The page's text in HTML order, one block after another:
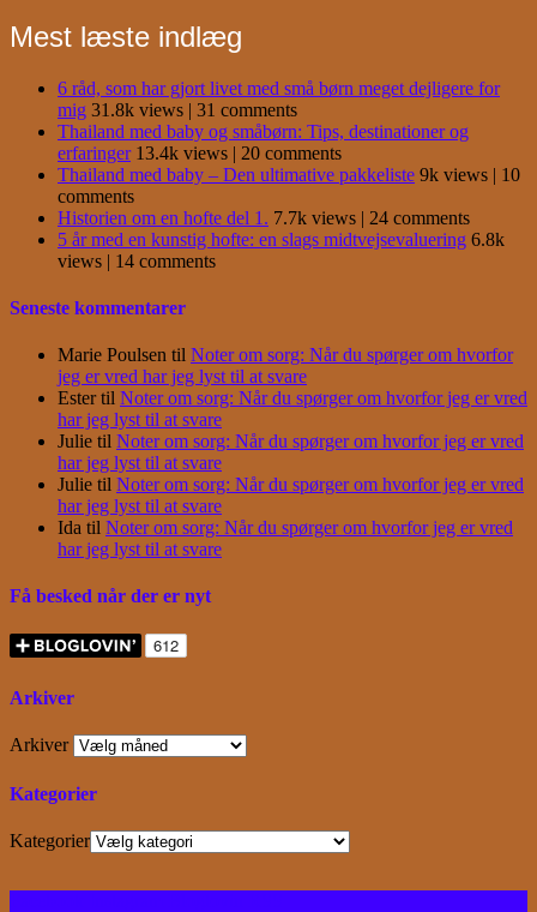
Mest læste indlæg
6 råd, som har gjort livet med små børn meget dejligere for
mig 31.8k views | 31 comments
Thailand med baby og småbørn: Tips, destinationer og
erfaringer 13.4k views | 20 comments
Thailand med baby – Den ultimative pakkeliste 9k views | 10
comments
Historien om en hofte del 1. 7.7k views | 24 comments
5 år med en kunstig hofte: en slags midtvejsevaluering 6.8k
views | 14 comments
Seneste kommentarer
Marie Poulsen til Noter om sorg: Når du spørger om hvorfor
jeg er vred har jeg lyst til at svare
Estertil Noter om sorg: Når du spørger om hvorfor jeg er vred
har jeg lyst til at svare
Julie til Noter om sorg: Når du spørger om hvorfor jeg er vred
har jeg lyst til at svare
Julie til Noter om sorg: Når du spørger om hvorfor jeg er vred
har jeg lyst til at svare
Ida til Noter om sorg: Når du spørger om hvorfor jeg er vred
har jeg lyst til at svare
Få besked når der er nyt
Arkiver
Arkiver
Kategorier
Kategorier